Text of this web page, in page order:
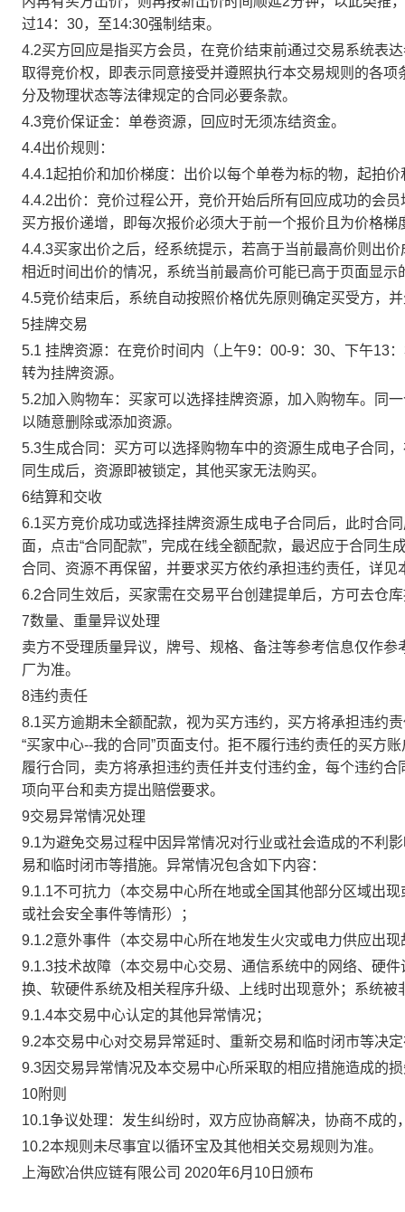
过14：30，至14:30强制结束。
4.2买方回应是指买方会员，在竞价结束前通过交易系统表
取得竞价权，即表示同意接受并遵照执行本交易规则的各
分及物理状态等法律规定的合同必要条款。
4.3竞价保证金：单卷资源，回应时无须冻结资金。
4.4出价规则：
4.4.1起拍价和加价梯度：出价以每个单卷为标的物，起拍
4.4.2出价：竞价过程公开，竞价开始后所有回应成功的会
买方报价递增，即每次报价必须大于前一个报价且为价格
4.4.3买家出价之后，经系统提示，若高于当前最高价则出
相近时间出价的情况，系统当前最高价可能已高于页面显示
4.5竞价结束后，系统自动按照价格优先原则确定买受方，
5挂牌交易
5.1 挂牌资源：在竞价时间内（上午9：00-9：30、下午13
转为挂牌资源。
5.2加入购物车：买家可以选择挂牌资源，加入购物车。同
以随意删除或添加资源。
5.3生成合同：买方可以选择购物车中的资源生成电子合同
同生成后，资源即被锁定，其他买家无法购买。
6结算和交收
6.1买方竞价成功或选择挂牌资源生成电子合同后，此时合
面，点击“合同配款”，完成在线全额配款，最迟应于合同
合同、资源不再保留，并要求买方依约承担违约责任，详见
6.2合同生效后，买家需在交易平台创建提单后，方可去仓
7数量、重量异议处理
卖方不受理质量异议，牌号、规格、备注等参考信息仅作
厂为准。
8违约责任
8.1买方逾期未全额配款，视为买方违约，买方将承担违约
“买家中心--我的合同”页面支付。拒不履行违约责任的买方
履行合同，卖方将承担违约责任并支付违约金，每个违约
项向平台和卖方提出赔偿要求。
9交易异常情况处理
9.1为避免交易过程中因异常情况对行业或社会造成的不利
易和临时闭市等措施。异常情况包含如下内容：
9.1.1不可抗力（本交易中心所在地或全国其他部分区域出
或社会安全事件等情形）；
9.1.2意外事件（本交易中心所在地发生火灾或电力供应出
9.1.3技术故障（本交易中心交易、通信系统中的网络、硬
换、软硬件系统及相关程序升级、上线时出现意外；系统
9.1.4本交易中心认定的其他异常情况；
9.2本交易中心对交易异常延时、重新交易和临时闭市等决
9.3因交易异常情况及本交易中心所采取的相应措施造成的
10附则
10.1争议处理：发生纠纷时，双方应协商解决，协商不成
10.2本规则未尽事宜以循环宝及其他相关交易规则为准。
上海欧冶供应链有限公司 2020年6月10日颁布